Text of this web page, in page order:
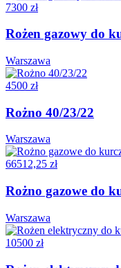
7300 zł
Rożen gazowy do
Warszawa
4500 zł
Rożno 40/23/22
Warszawa
66512,25 zł
Rożno gazowe do
Warszawa
10500 zł